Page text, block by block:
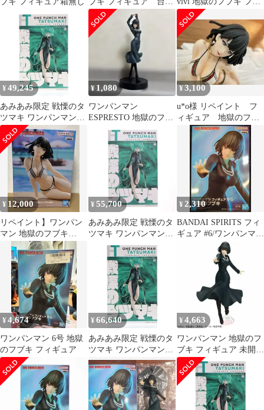
あり
ギュア
¥ 49,245
あみあみ限定 戦慄のタ
ツマキ ワンパンマン
1/7 完成品 フィギュア
あみあみ/AMAKUNI(ア
マクニ)
¥ 1,080
ワンパンマン
ESPRESTO 地獄のフブ
キ フィギュア
¥3,100
u*o様 リペイント フ
ィギュア 地獄のフブ
キ ワンパンマン-N021
¥ 12,000
リペイント】ワンパン
マン 地獄のフブキ
Celestial vivi フィギュア
¥55,700
あみあみ限定 戦慄のタ
ツマキ ワンパンマン
1/7 完成品 フィギュア
あみあみ/AMAKUNI(ア
マクニ)
¥ 2,310
BANDAI SPIRITS フィ
ギュア #6/ワンパンマン
地獄のフブキ
¥4,674
ワンパンマン 6号 地獄
のフブキ フィギュア
¥ 66,640
あみあみ限定 戦慄のタ
ツマキ ワンパンマン
1/7 完成品 フィギュア
あみあみ/AMAKUNI(ア
マクニ)
¥ 4,663
ワンパンマン 地獄のフ
ブキ フィギュア 未開封
BANPRESTO